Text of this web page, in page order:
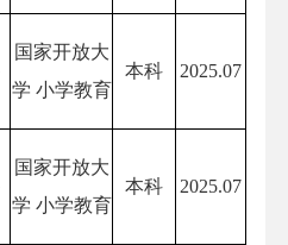
国家开放大
学 小学教育
本科 2025.07
国家开放大
学 小学教育
本科 2025.07